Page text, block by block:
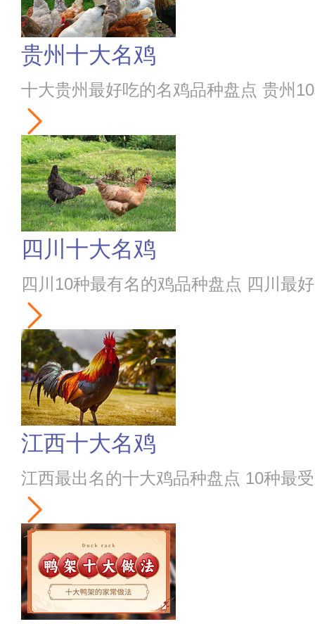
贵州十大名鸡
十大贵州最好吃的名鸡品种盘点 贵州
四川十大名鸡
四川10种最有名的鸡品种盘点 四川最
江西十大名鸡
江西最出名的十大鸡品种盘点 10种最